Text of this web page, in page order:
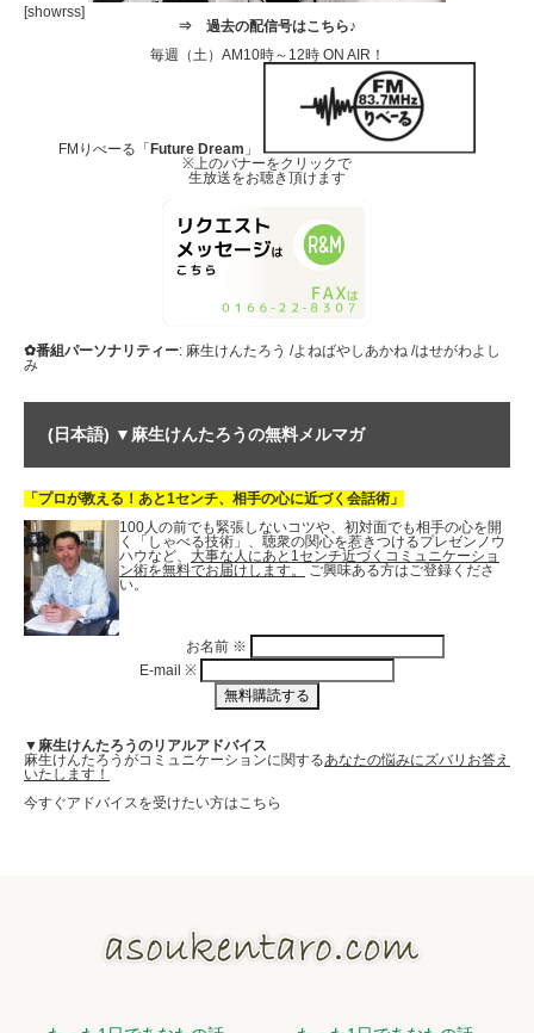
[showrss]
⇒ 過去の配信号はこちら♪
毎週（土）AM10時～12時 ON AIR！
FMりべーる「Future Dream 」
※上のバナーをクリックで
生放送をお聴き頂けます
✿番組パーソナリティー: 麻生けんたろう /よねばやしあかね /はせがわよし
み
(日本語) ▼麻生けんたろうの無料メルマガ
「プロが教える！あと1センチ、相手の心に近づく会話術」
100人の前でも緊張しないコツや、初対面でも相手の心を開
く「しゃべる技術」、聴衆の関心を惹きつけるプレゼンノウ
ハウなど、 大事な人にあと1センチ近づくコミュニケーショ
ン術を無料でお届けします。
ご興味ある方はご登録くださ
い。
お名前 ※
E-mail ※
▼麻生けんたろうのリアルアドバイス
麻生けんたろうがコミュニケーションに関するあなたの悩みにズバリお答え
いたします！
今すぐアドバイスを受けたい方はこちら